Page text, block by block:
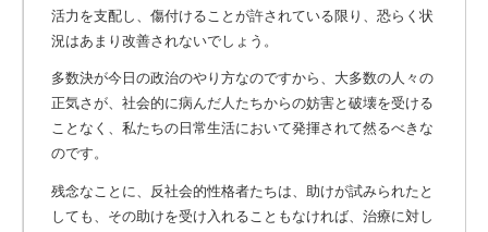
活力を支配し、傷付けることが許されている限り、恐らく状
況はあまり改善されないでしょう。
多数決が今日の政治のやり方なのですから、大多数の人々の
正気さが、社会的に病んだ人たちからの妨害と破壊を受ける
ことなく、私たちの日常生活において発揮されて然るべきな
のです。
残念なことに、反社会的性格者たちは、助けが試みられたと
しても、その助けを受け入れることもなければ、治療に対し